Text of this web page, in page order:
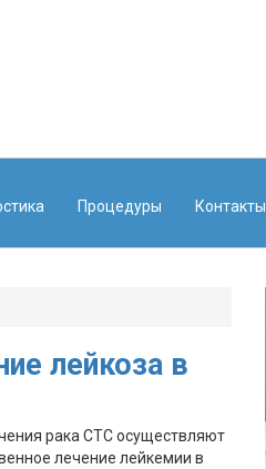
Процедуры Контакты
лейкоза в
рака СТС осуществляют
лечение лейкемии в